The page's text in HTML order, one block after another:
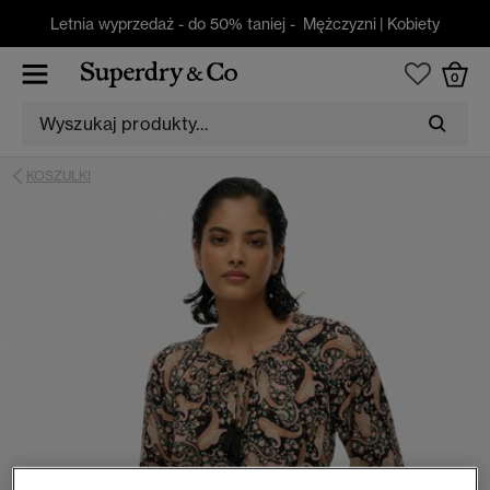
Letnia wyprzedaż - do 50% taniej - Mężczyzni | Kobiety
0
KOSZULKI